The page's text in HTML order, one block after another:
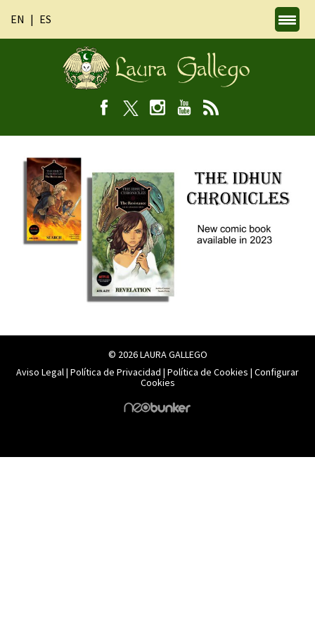
EN ES
© 2026 LAURA GALLEGO
Aviso Legal| Política de Privacidad | Política de Cookies | Configurar
Cookies